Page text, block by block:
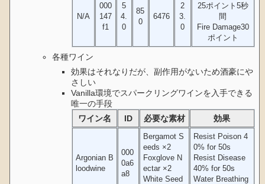
N/A
000
147
f1
5
4.
0
85
0
6476
2
3.
0
25ポイント5秒
間
Fire Damage30
ポイント
各種ワイン
効果はそれなりだが、副作用がないため酒豪にや
さしい
Vanilla環境でスパークリングワインを入手できる
唯一の手段
ワイン名
ID 必要な素材 効果
Argonian B
loodwine
000
0a6
a8
Bergamot S
eeds ×2
Foxglove N
ectar ×2
White Seed
Resist Poison 4
0% for 50s
Resist Disease
40% for 50s
Water Breathing